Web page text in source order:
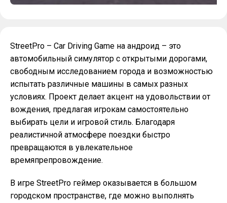
StreetPro – Car Driving Game на андроид – это
автомобильный симулятор с открытыми дорогами,
свободным исследованием города и возможностью
испытать различные машины в самых разных
условиях. Проект делает акцент на удовольствии от
вождения, предлагая игрокам самостоятельно
выбирать цели и игровой стиль. Благодаря
реалистичной атмосфере поездки быстро
превращаются в увлекательное
времяпрепровождение.
В игре StreetPro геймер оказывается в большом
городском пространстве, где можно выполнять